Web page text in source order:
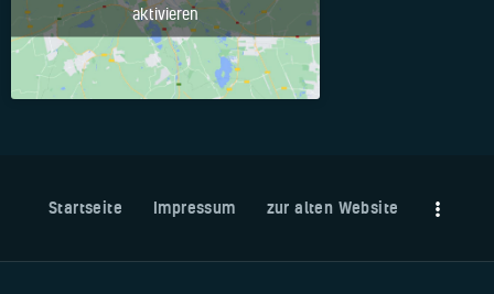
aktivieren
Startseite Impressum zur alten Website